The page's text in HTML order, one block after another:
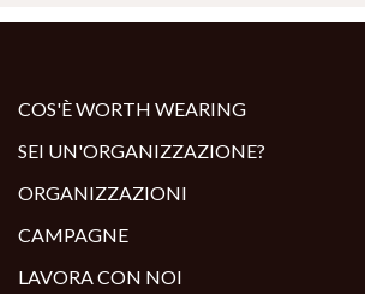
COS'È WORTH WEARING
SEI UN'ORGANIZZAZIONE?
ORGANIZZAZIONI
CAMPAGNE
LAVORA CON NOI